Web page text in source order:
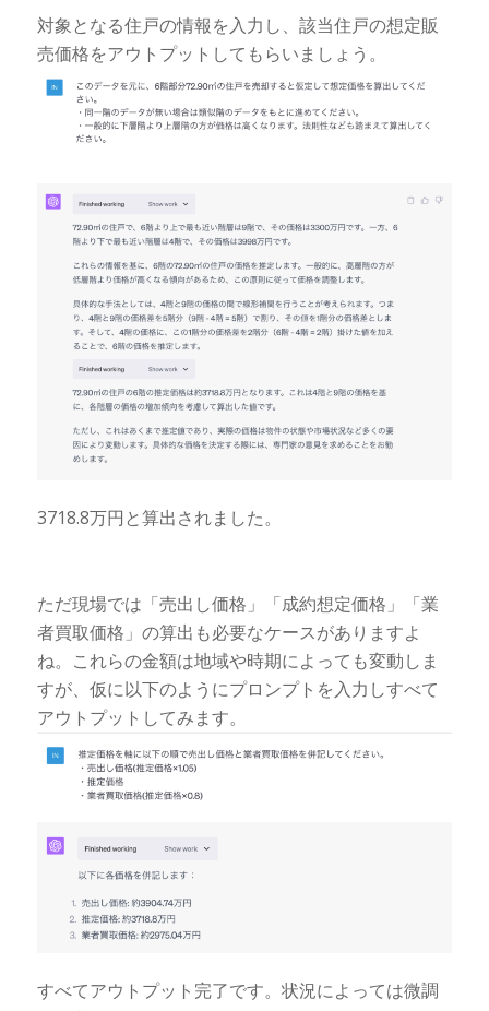
対象となる住戸の情報を入力し、該当住戸の想定販
売価格をアウトプットしてもらいましょう。
3718.8万円と算出されました。
ただ現場では「売出し価格」「成約想定価格」「業
者買取価格」の算出も必要なケースがありますよ
ね。これらの金額は地域や時期によっても変動しま
すが、仮に以下のようにプロンプトを入力しすべて
アウトプットしてみます。
すべてアウトプット完了です。状況によっては微調